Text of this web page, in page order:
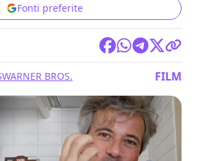
Fonti preferite
WARNER BROS. FILM